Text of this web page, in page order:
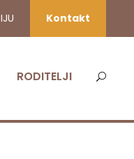
Kontakt
RODITELJI